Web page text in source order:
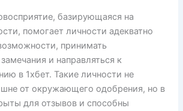
базирующаяся на
помогает личности адекватно
принимать
и направляться к
в 1хбет. Такие личности не
от окружающего одобрения, но в
для отзывов и способны